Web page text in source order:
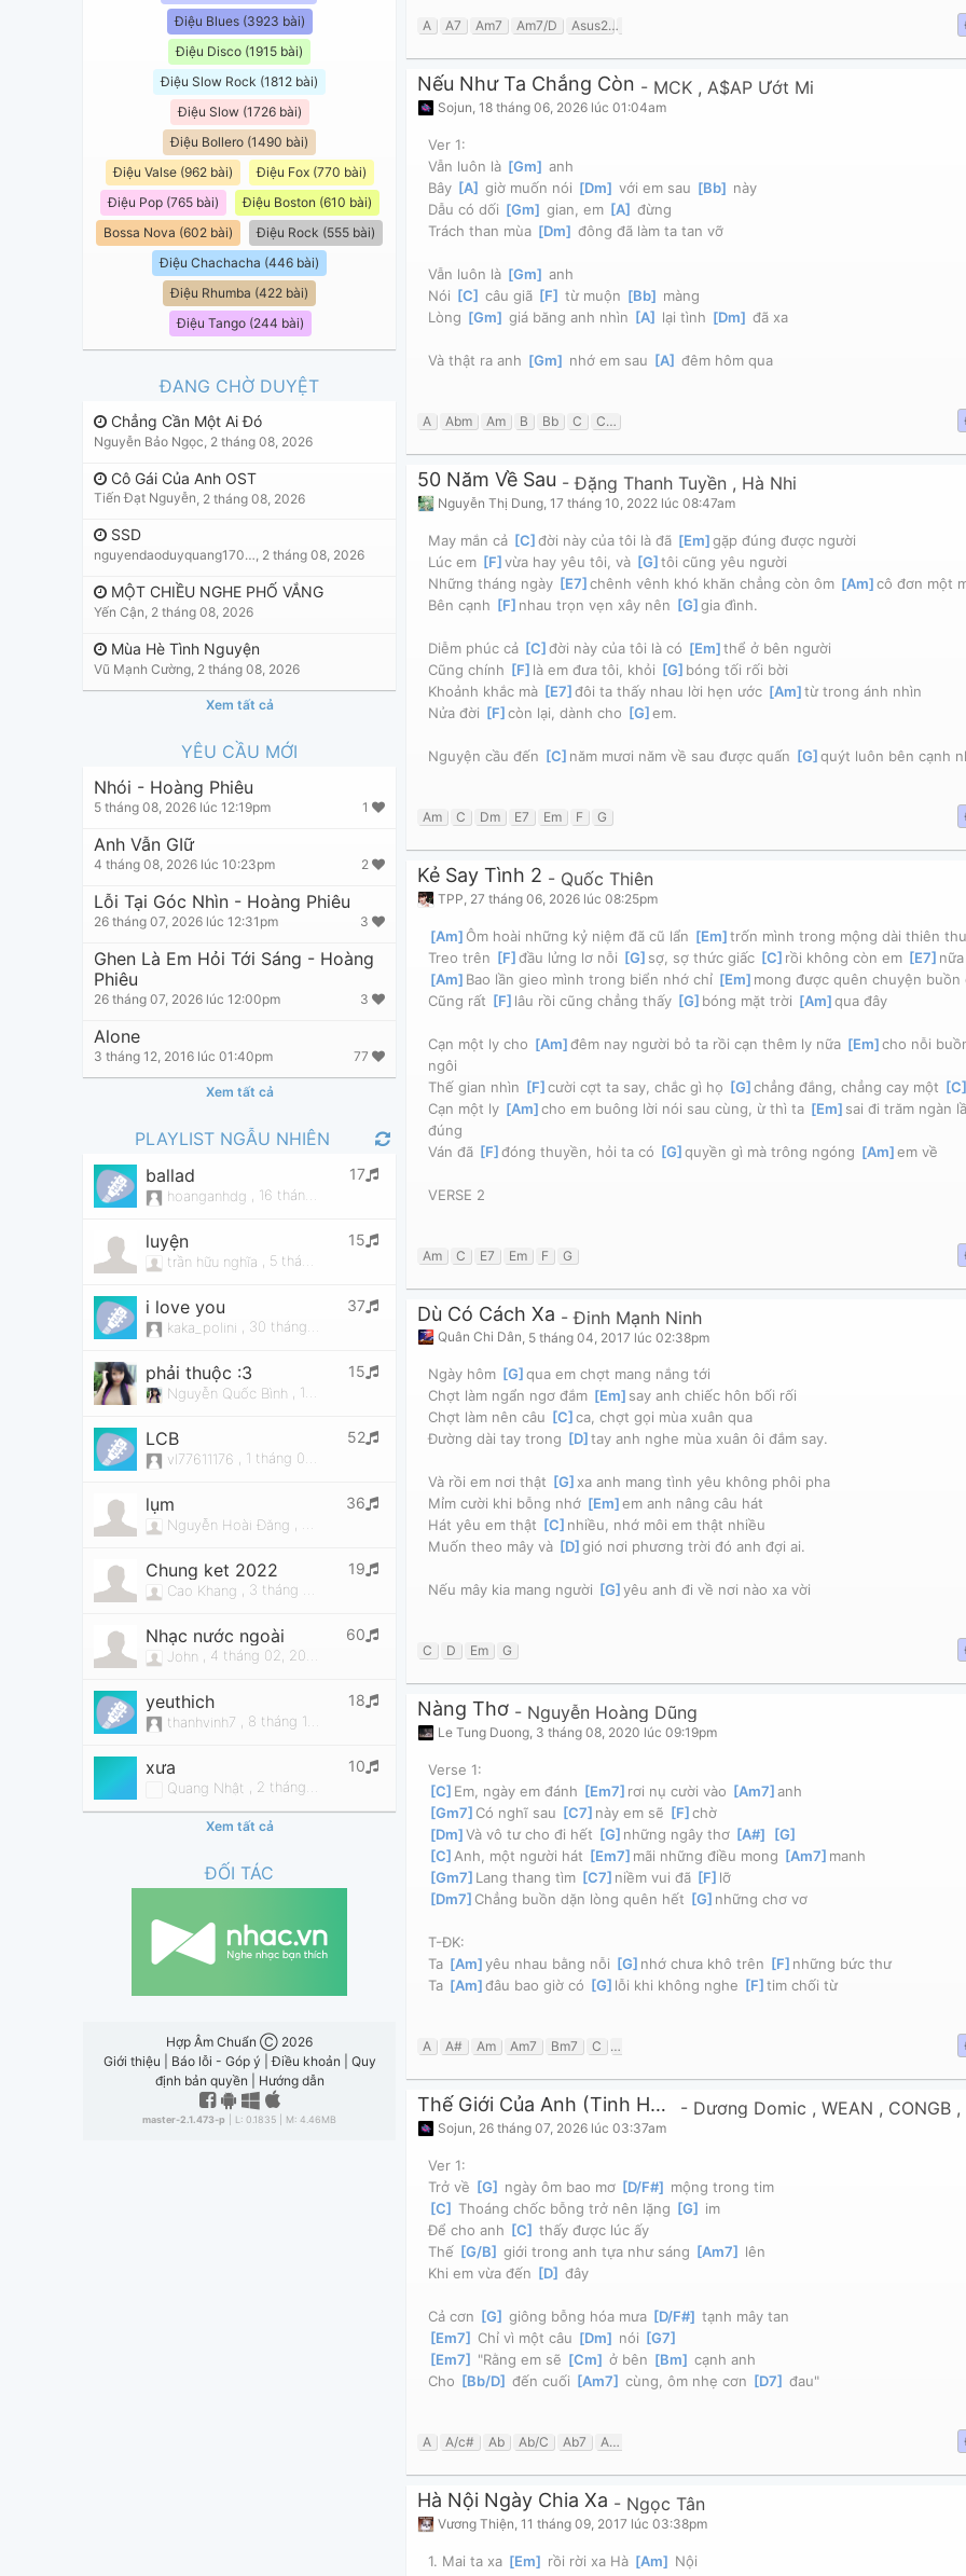
Điệu Blues (3923 bài)
Điệu Disco (1915 bài)
Điệu Slow Rock (1812 bài)
Điệu Slow (1726 bài)
Điệu Bollero (1490 bài)
Điệu Valse (962 bài)
Điệu Fox (770 bài)
Điệu Pop (765 bài)
Điệu Boston (610 bài)
Bossa Nova (602 bài)
Điệu Rock (555 bài)
Điệu Chachacha (446 bài)
Điệu Rhumba (422 bài)
Điệu Tango (244 bài)
ĐANG CHỜ DUYỆT
Chẳng Cần Một Ai Đó
Nguyễn Bảo Ngọc 2 tháng 08, 2026
Cô Gái Của Anh OST
Tiến Đạt Nguyễn 2 tháng 08, 2026
SSD
nguyendaoduyquang17021, 2 tháng 08, 2026
MỘT CHIỀU NGHE PHỐ VẮNG
Yến Cận 2 tháng 08, 2026
Mùa Hè Tình Nguyện
Vũ Mạnh Cường 2 tháng 08, 2026
Xem tất cả
YÊU CẦU MỚI
Nhói - Hoàng Phiêu
5 tháng 08, 2026 lúc 12:19pm 1
Anh Vẫn GIữ
4 tháng 08, 2026 lúc 10:23pm 2
Lỗi Tại Góc Nhìn - Hoàng Phiêu
26 tháng 07, 2026 lúc 12:31pm 3
Ghen Là Em Hỏi Tới Sáng - Hoàng
Phiêu
26 tháng 07, 2026 lúc 12:00pm 3
Alone
3 tháng 12, 2016 lúc 01:40pm 77
Xem tất cả
PLAYLIST NGẪU NHIÊN
ballad
hoanganhdg 16 tháng 08, 2015 lúc 04:40pm
17
luyện
trần hữu nghĩa 5 tháng 11, 2019 lúc 07:22pm
15
i love you
kaka_polini 30 tháng 01, 2015 lúc 03:52am
37
phải thuộc :3
Nguyễn Quốc Bình 11 tháng 05, 2016 lúc 03:53pm
15
LCB
vl77611176 1 tháng 03, 2016 lúc 08:05am
52
lụm
Nguyễn Hoài Đăng 26 tháng 12, 2024 lúc 04:00pm
36
Chung ket 2022
Cao Khang 3 tháng 04, 2022 lúc 06:56am
19
Nhạc nước ngoài
John 4 tháng 02, 2024 lúc 10:08pm
60
yeuthich
thanhvinh7 8 tháng 12, 2016 lúc 02:53am
18
xưa
Quang Nhật 2 tháng 03, 2021 lúc 10:44pm
10
Xem tất cả
ĐỐI TÁC
Hợp Âm Chuẩn Ⓒ 2026
Giới thiệu
Báo lỗi - Góp ý |Điều khoản
Quy
định bản quyền
Hướng dẫn
master-2.1.473-p | L: 0.1835 | M: 4.46MB
A A7 Am7 Am7/D Asus2
Nếu Như Ta Chẳng Còn - MCK , A$AP Ướt Mi
Sojun, 18 tháng 06, 2026 lúc 01:04am
Ver 1:
Vẫn luôn là [Gm ] anh
Bây [A ] giờ muốn nói [Dm ] với em sau [Bb
này
Dẫu có dối [Gm ] gian, em [A ] đừng
Trách than mùa [Dm ] đông đã làm ta tan vỡ
Vẫn luôn là [Gm ] anh
Nói [C ] câu giã [F ] từ muộn [Bb
màng
Lòng [Gm ] giá băng anh nhìn [A lại tình [Dm ] đã xa
Và thật ra anh [Gm nhớ em sau [A ] đêm hôm qua
A Abm Am B Bb C C#
50 Năm Về Sau -Đặng Thanh Tuyền , Hà Nhi
Nguyễn Thị Dung 17 tháng 10, 2022 lúc 08:47am
May mắn cả [C ]
đời này của tôi là đã [Em ]
gặp đúng được người
Lúc em [F ]
vừa hay yêu tôi, và [G ]tôi cũng yêu người
Những tháng ngày [E7 ]
chênh vênh khó khăn chẳng còn ôm [Am ]
cô đơn một
Bên cạnh [F ]nhau trọn vẹn xây nên [G ]
gia đình.
Diễm phúc cả [C ]
đời này của tôi là có [Em ]thể ở bên người
Cũng chính [F ]là em đưa tôi, khỏi [G ]bóng tối rối bời
Khoảnh khắc mà [E7 ]
đôi ta thấy nhau lời hẹn ước [Am ]từ trong ánh nhìn
Nửa đời [F ]
còn lại, dành cho [G ]
em.
Nguyện cầu đến [C ]năm mươi năm về sau được quấn [G ]
quýt luôn bên cạnh
Am C Dm E7 Em F G
Kẻ Say Tình 2 - Quốc Thiên
TPP 27 tháng 06, 2026 lúc 08:25pm
[Am ]Ôm hoài những kỷ niệm đã cũ lẩn [Em ]trốn mình trong mộng dài thiên thu
Treo trên [F ]
đầu lửng lơ nỗi [G ]sợ, sợ thức giấc [C ]rồi không còn em [E7 ]nữa
[Am ]Bao lần gieo mình trong biển nhớ chỉ [Em ]mong được quên chuyện buồn
Cũng rất [F ]lâu rồi cũng chẳng thấy [G ]bóng mặt trời [Am ]
qua đây
Cạn một ly cho [Am ]
đêm nay người bỏ ta rồi cạn thêm ly nữa [Em ]
cho nỗi
ngôi
Thế gian nhìn [F ]
cười cợt ta say, chắc gì họ [G ]
chẳng đắng, chẳng cay một [C
Cạn một ly [Am ]
cho em buông lời nói sau cùng, ừ thì ta [Em ]sai đi trăm ngàn
đúng
Ván đã [F ]
đóng thuyền, hỏi ta có [G ]
quyền gì mà trông ngóng [Am ]
em về
VERSE 2
Am C E7 Em F G
Dù Có Cách Xa -Đinh Mạnh Ninh
Quân Chi Dân 5 tháng 04, 2017 lúc 02:38pm
Ngày hôm [G ]
qua em chợt mang nắng tới
Chợt làm ngẩn ngơ đắm [Em ]say anh chiếc hôn bối rối
Chợt làm nên câu [C ]
ca, chợt gọi mùa xuân qua
Đường dài tay trong [D ]tay anh nghe mùa xuân ôi đắm say.
Và rồi em nơi thật [G ]xa anh mang tình yêu không phôi pha
Mỉm cười khi bỗng nhớ [Em ]
em anh nâng câu hát
Hát yêu em thật [C ]nhiều, nhớ môi em thật nhiều
Muốn theo mây và [D ]
gió nơi phương trời đó anh đợi ai.
Nếu mây kia mang người [G ]
yêu anh đi về nơi nào xa vời
C D Em G
Nàng Thơ - Nguyễn Hoàng Dũng
Le Tung Duong, 3 tháng 08, 2020 lúc 09:19pm
Verse 1:
[C ]Em, ngày em đánh [Em7 ]rơi nụ cười vào [Am7 ]
anh
[Gm7 ]Có nghĩ sau [C7 ]này em sẽ [F ]
chờ
[Dm ]
Và vô tư cho đi hết [G ]những ngây thơ [A# [G
[C ]Anh, một người hát [Em7 ]mãi những điều mong [Am7 ]manh
[Gm7 ]Lang thang tìm [C7 ]niềm vui đã [F ]lỡ
[Dm7 ]Chẳng buồn dặn lòng quên hết [G ]những chơ vơ
T-ĐK:
Ta [Am ]
yêu nhau bằng nỗi [G ]nhớ chưa khô trên [F ]những bức thư
Ta [Am ]
đâu bao giờ có [G ]lỗi khi không nghe [F ]tim chối từ
A A# Am Am7 Bm7 C C7
Thế Giới Của Anh (Tinh Hà Say Hi) - Dương Domic ,WEAN , CONGB ,
Sojun 26 tháng 07, 2026 lúc 03:37am
Ver 1:
Trở về [G ngày ôm bao mơ [D/F#
mộng trong tim
[C ] Thoáng chốc bỗng trở nên lặng [G
im
Để cho anh [C ] thấy được lúc ấy
Thế [G/B ] giới trong anh tựa như sáng [Am7
lên
Khi em vừa đến [D ] đây
Cả cơn [G ] giông bỗng hóa mưa [D/F# ] tạnh mây tan
[Em7 Chỉ vì một câu [Dm nói [G7
[Em7 "Rằng em sẽ [Cm ] ở bên [Bm ] cạnh anh
Cho [Bb/D ] đến cuối [Am7 ] cùng, ôm nhẹ cơn [D7 ] đau"
A A/c# Ab Ab/C Ab7 Am7
Hà Nội Ngày Chia Xa - Ngọc Tân
Vương Thiện 11 tháng 09, 2017 lúc 03:38pm
1. Mai ta xa [Em rồi rời xa Hà [Am
Nội